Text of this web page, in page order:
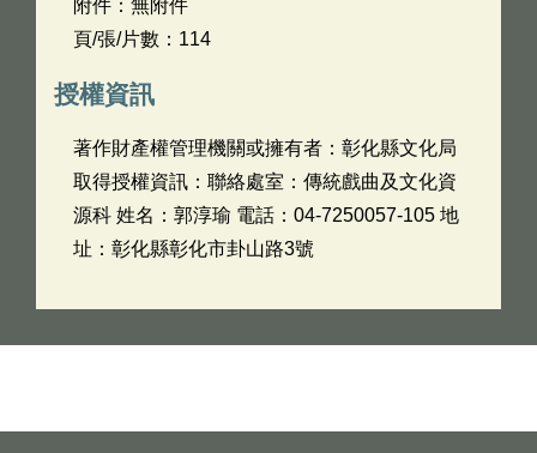
附件：無附件
頁/張/片數：114
授權資訊
著作財產權管理機關或擁有者：彰化縣文化局
取得授權資訊：聯絡處室：傳統戲曲及文化資
源科 姓名：郭淳瑜 電話：04-7250057-105 地
址：彰化縣彰化市卦山路3號